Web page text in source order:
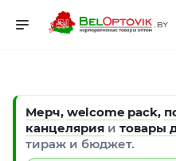
Мерч, welcome pack,
канцелярия и товары
тираж и бюджет.